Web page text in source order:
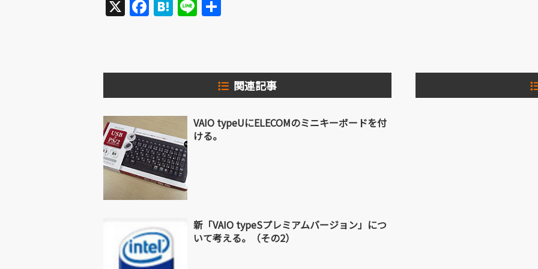
X Facebook
Hatena
Line
関連記事
VAIO typeUにELECOMのミニキーボードを付
ける。
新「VAIO typeSプレミアムバージョン」につ
いて考える。（その2）